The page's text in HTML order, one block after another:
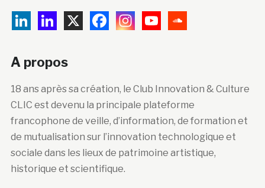
A propos
18 ans après sa création, le Club Innovation & Culture
CLIC est devenu la principale plateforme
francophone de veille, d’information, de formation et
de mutualisation sur l’innovation technologique et
sociale dans les lieux de patrimoine artistique,
historique et scientifique.